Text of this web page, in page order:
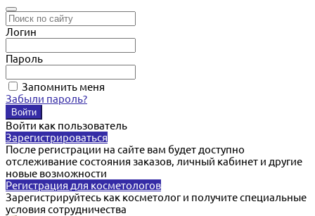
Логин
Пароль
Запомнить меня
Забыли пароль?
Войти как пользователь
Зарегистрироваться
После регистрации на сайте вам будет доступно
отслеживание состояния заказов, личный кабинет и другие
новые возможности
Регистрация для косметологов
Зарегистрируйтесь как косметолог и получите специальные
условия сотрудничества